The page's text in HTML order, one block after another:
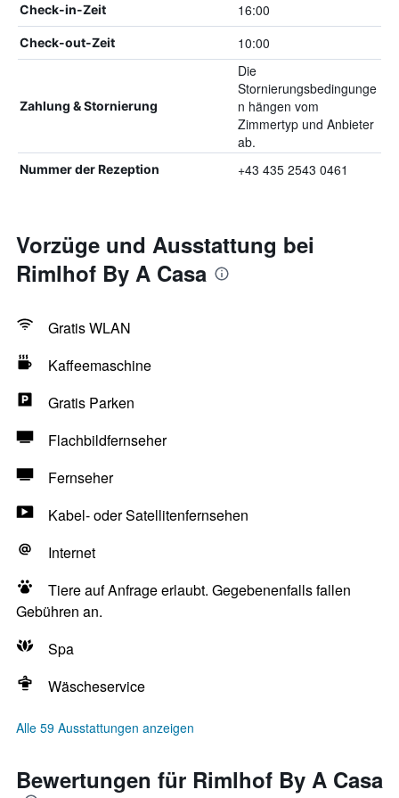
Check-in-Zeit 16:00
Check-out-Zeit 10:00
Zahlung & Stornierung
Die
Stornierungsbedingunge
n hängen vom
Zimmertyp und Anbieter
ab.
Nummer der Rezeption +43 435 2543 0461
Vorzüge und Ausstattung bei
Rimlhof By A Casa
Gratis WLAN
Kaffeemaschine
Gratis Parken
Flachbildfernseher
Fernseher
Kabel- oder Satellitenfernsehen
Internet
Tiere auf Anfrage erlaubt. Gegebenenfalls fallen
Gebühren an.
Spa
Wäscheservice
Alle 59 Ausstattungen anzeigen
Bewertungen für Rimlhof By A Casa